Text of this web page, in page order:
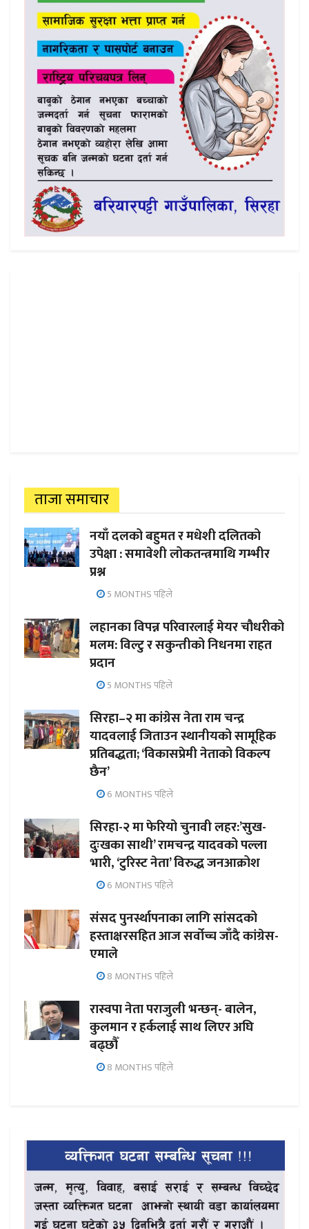
ताजा समाचार
नयाँ दलको बहुमत र मधेशी दलितको
उपेक्षा : समावेशी लोकतन्त्रमाथि गम्भीर
प्रश्न
5 MONTHS पहिले
लहानका विपन्न परिवारलाई मेयर चौधरीको
मलम: विल्टु र सकुन्तीको निधनमा राहत
प्रदान
5 MONTHS पहिले
सिरहा–२ मा कांग्रेस नेता राम चन्द्र
यादवलाई जिताउन स्थानीयको सामूहिक
प्रतिबद्धता; ‘विकासप्रेमी नेताको विकल्प
छैन’
6 MONTHS पहिले
सिरहा-२ मा फेरियो चुनावी लहर:’सुख-
दुःखका साथी’ रामचन्द्र यादवको पल्ला
भारी, ‘टुरिस्ट नेता’ विरुद्ध जनआक्रोश
6 MONTHS पहिले
संसद पुनर्स्थापनाका लागि सांसदको
हस्ताक्षरसहित आज सर्वोच्च जाँदै कांग्रेस-
एमाले
8 MONTHS पहिले
रास्वपा नेता पराजुली भन्छन्- बालेन,
कुलमान र हर्कलाई साथ लिएर अघि
बढ्छौँ
8 MONTHS पहिले